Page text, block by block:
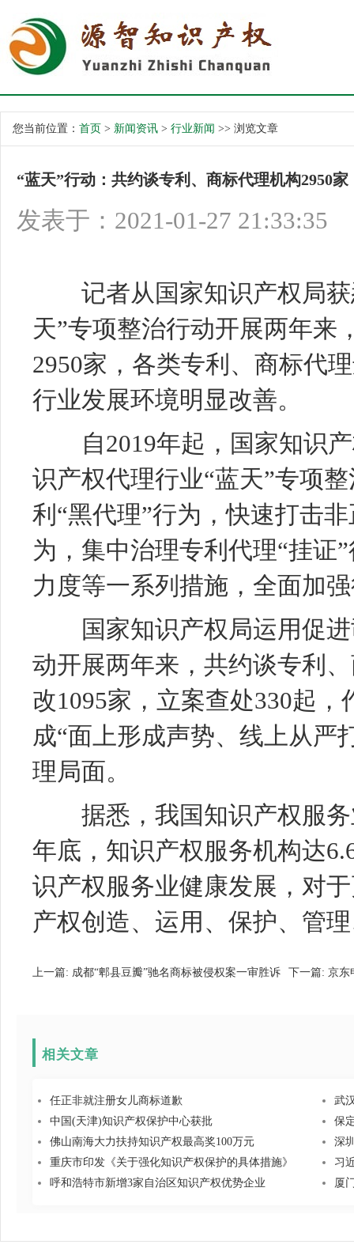
您当前位置： 首页 > 新闻资讯 > 行业新闻 >> 浏览文章
“蓝天”行动：共约谈专利、商标代理机构2950家
发表于：2021-01-27 21:33:35
记者从国家知识产权局获
天”专项整治行动开展两年来
2950家，各类专利、商标代
行业发展环境明显改善。
自2019年起，国家知识产
识产权代理行业“蓝天”专项
利“黑代理”行为，快速打击
为，集中治理专利代理“挂证
力度等一系列措施，全面加
国家知识产权局运用促进
动开展两年来，共约谈专利
改1095家，立案查处330起
成“面上形成声势、线上从严
理局面。
据悉，我国知识产权服务
年底，知识产权服务机构达
识产权服务业健康发展，对
产权创造、运用、保护、管
上一篇: 成都“郫县豆瓣”驰名商标被侵权案一审胜诉 下一篇: 京东
相关文章
任正非就注册女儿商标道歉
武
中国(天津)知识产权保护中心获批
保
佛山南海大力扶持知识产权最高奖100万元
深
重庆市印发《关于强化知识产权保护的具体措施》
习
呼和浩特市新增3家自治区知识产权优势企业
厦